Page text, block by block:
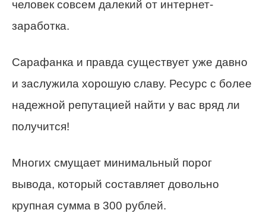
человек совсем далекий от интернет-
заработка.
Сарафанка и правда существует уже давно
и заслужила хорошую славу. Ресурс с более
надежной репутацией найти у вас вряд ли
получится!
Многих смущает минимальный порог
вывода, который составляет довольно
крупная сумма в 300 рублей.